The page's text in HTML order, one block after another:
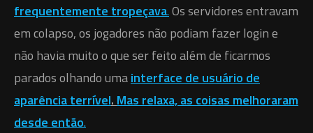
frequentemente tropeçava.‎‎ Os servidores entravam
em colapso, os jogadores não podiam fazer login e
não havia muito o que ser feito além de ficarmos
parados olhando uma ‎‎interface de usuário de
aparência terrível‎‎. ‎ ‎Mas relaxa, as coisas melhoraram
desde então.‎